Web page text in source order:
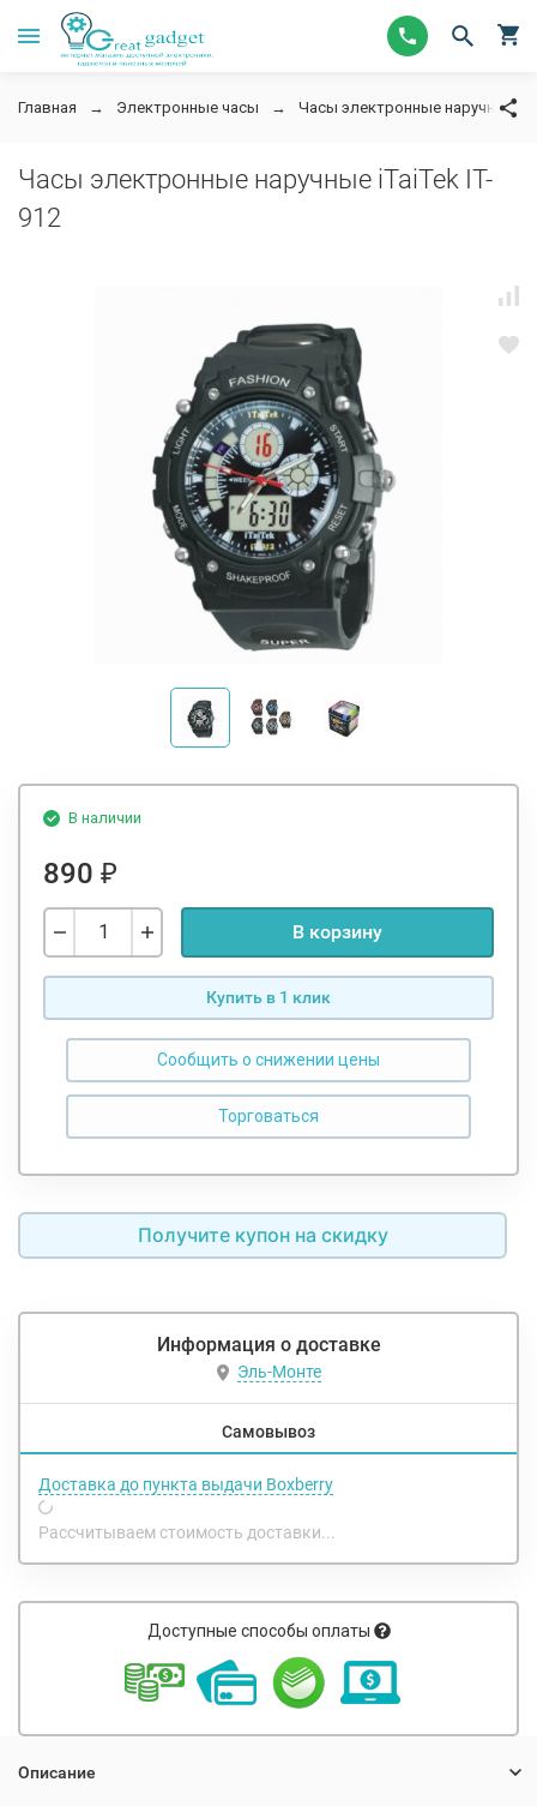
Главная Электронные часы Часы электронные наручные
Часы электронные наручные iTaiTek IT-
912
В наличии
890 ₽
В корзину
Купить в 1 клик
Сообщить о снижении цены
Получите купон на скидку
Информация о доставке
Эль-Монте
Самовывоз
Доставка до пункта выдачи Boxberry
Рассчитываем стоимость доставки...
Доступные способы оплаты
Описание